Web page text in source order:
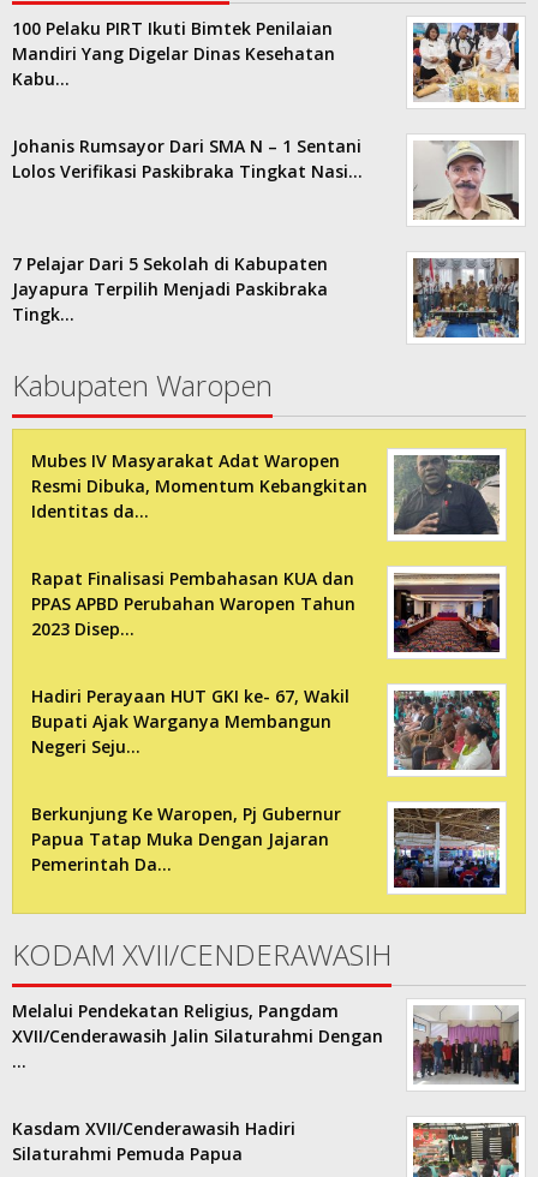
100 Pelaku PIRT Ikuti Bimtek Penilaian
Mandiri Yang Digelar Dinas Kesehatan
Kabu…
Johanis Rumsayor Dari SMA N – 1 Sentani
Lolos Verifikasi Paskibraka Tingkat Nasi…
7 Pelajar Dari 5 Sekolah di Kabupaten
Jayapura Terpilih Menjadi Paskibraka
Tingk…
Kabupaten Waropen
Mubes IV Masyarakat Adat Waropen
Resmi Dibuka, Momentum Kebangkitan
Identitas da…
Rapat Finalisasi Pembahasan KUA dan
PPAS APBD Perubahan Waropen Tahun
2023 Disep…
Hadiri Perayaan HUT GKI ke- 67, Wakil
Bupati Ajak Warganya Membangun
Negeri Seju…
Berkunjung Ke Waropen, Pj Gubernur
Papua Tatap Muka Dengan Jajaran
Pemerintah Da…
KODAM XVII/CENDERAWASIH
Melalui Pendekatan Religius, Pangdam
XVII/Cenderawasih Jalin Silaturahmi Dengan
…
Kasdam XVII/Cenderawasih Hadiri
Silaturahmi Pemuda Papua